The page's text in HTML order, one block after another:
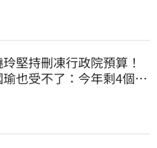
堅持刪凍行政院預算！
也受不了：今年剩4個月